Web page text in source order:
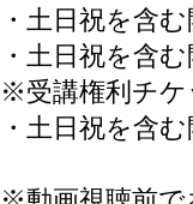
・土日祝を含
・土日祝を含
※受講権利チケ
・土日祝を含